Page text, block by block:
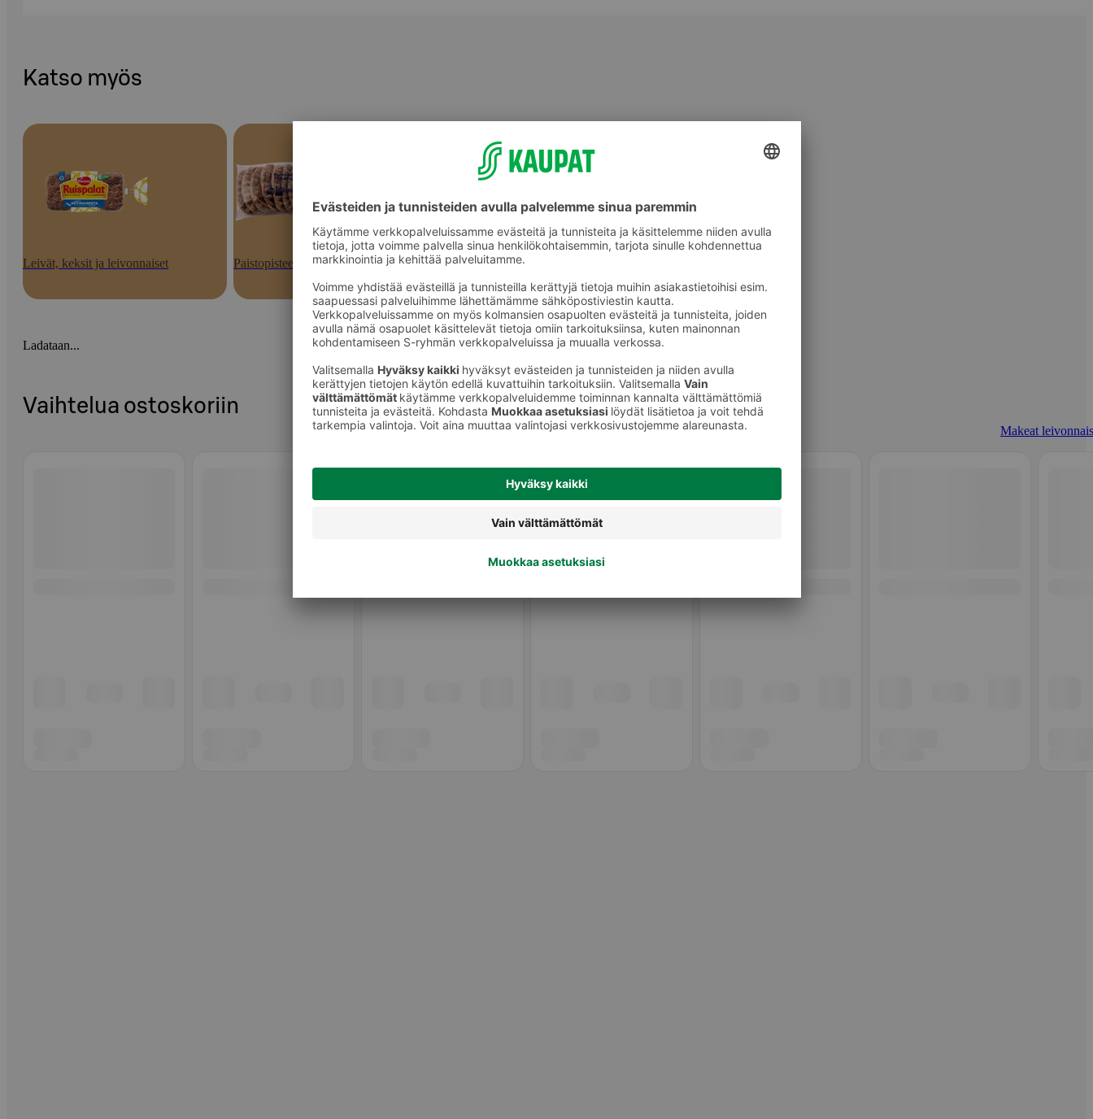
Katso myös
Leivät, keksit ja leivonnaiset Paistopisteen tuotteet Makeat leivonnaiset
Ladataan...
Vaihtelua ostoskoriin
Makeat